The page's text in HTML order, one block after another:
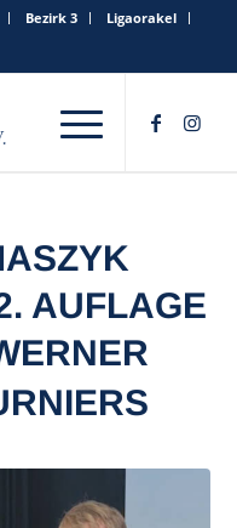
Bezirk 3
Ligaorakel
AUFLAGE